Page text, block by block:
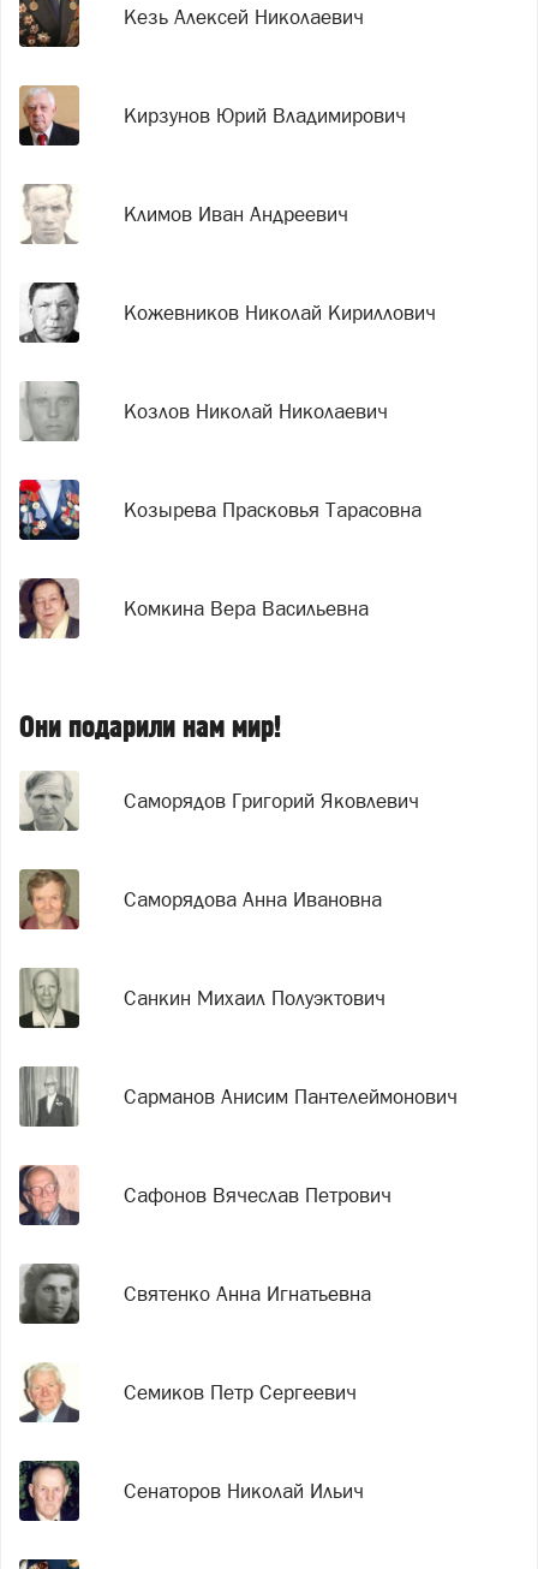
Кезь Алексей Николаевич
Кирзунов Юрий Владимирович
Климов Иван Андреевич
Кожевников Николай Кириллович
Козлов Николай Николаевич
Козырева Прасковья Тарасовна
Комкина Вера Васильевна
Они подарили нам мир!
Саморядов Григорий Яковлевич
Саморядова Анна Ивановна
Санкин Михаил Полуэктович
Сарманов Анисим Пантелеймонович
Сафонов Вячеслав Петрович
Святенко Анна Игнатьевна
Семиков Петр Сергеевич
Сенаторов Николай Ильич